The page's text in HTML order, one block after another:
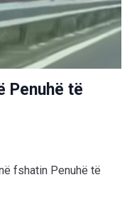
Penuhë të
fshatin Penuhë të